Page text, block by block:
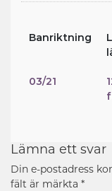
Banriktning
03/21
Lämna ett svar
Din e-postadress
fält är märkta *